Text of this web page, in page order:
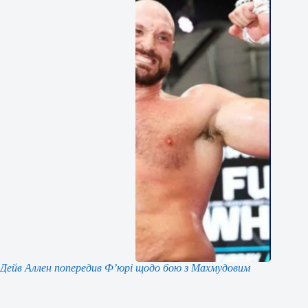
Дейв Аллен попередив Ф’юрі щодо бою з Махмудовим